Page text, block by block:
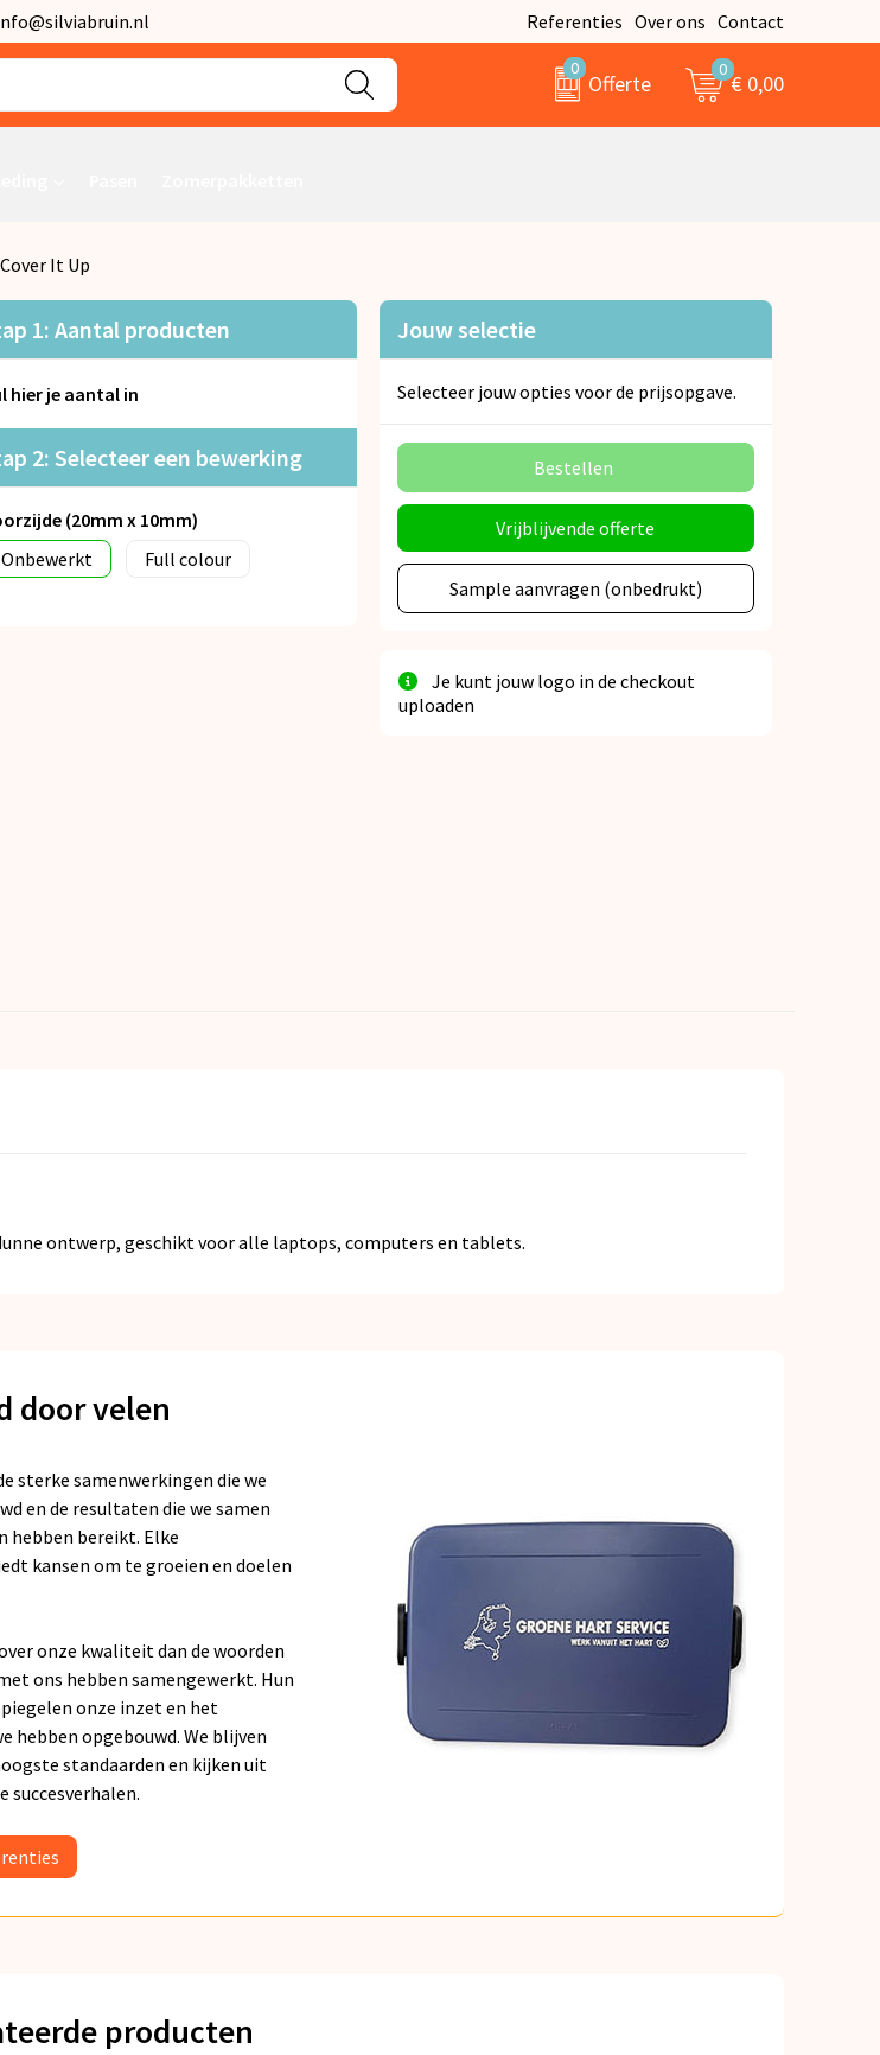
Referenties Over ons Contact
0
Offerte
0
€ 0,00
It Up
1: Aantal producten
hier je aantal in
2: Selecteer een bewerking
(20mm x 10mm)
Onbewerkt
Full colour
Jouw selectie
Selecteer jouw opties voor de prijsopgave.
Bestellen
Vrijblijvende offerte
Sample aanvragen (onbedrukt)
Je kunt jouw logo in de checkout
uploaden
ontwerp, geschikt voor alle laptops, computers en tablets.
door velen
sterke samenwerkingen die we
en de resultaten die we samen
hebben bereikt. Elke
kansen om te groeien en doelen
onze kwaliteit dan de woorden
ons hebben samengewerkt. Hun
onze inzet en het
hebben opgebouwd. We blijven
standaarden en kijken uit
succesverhalen.
producten